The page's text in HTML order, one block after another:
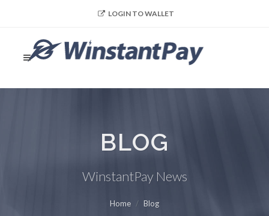
LOGIN TO WALLET
BLOG
WinstantPay News
Home Blog